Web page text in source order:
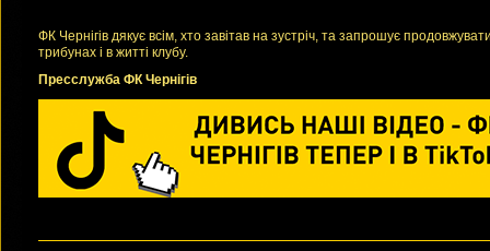
ФК Чернігів дякує всім, хто завітав на зустріч, та запрошує
трибунах і в житті клубу.
Пресслужба ФК Чернігів